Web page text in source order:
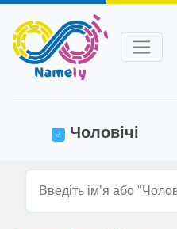
♂ Чоловічі